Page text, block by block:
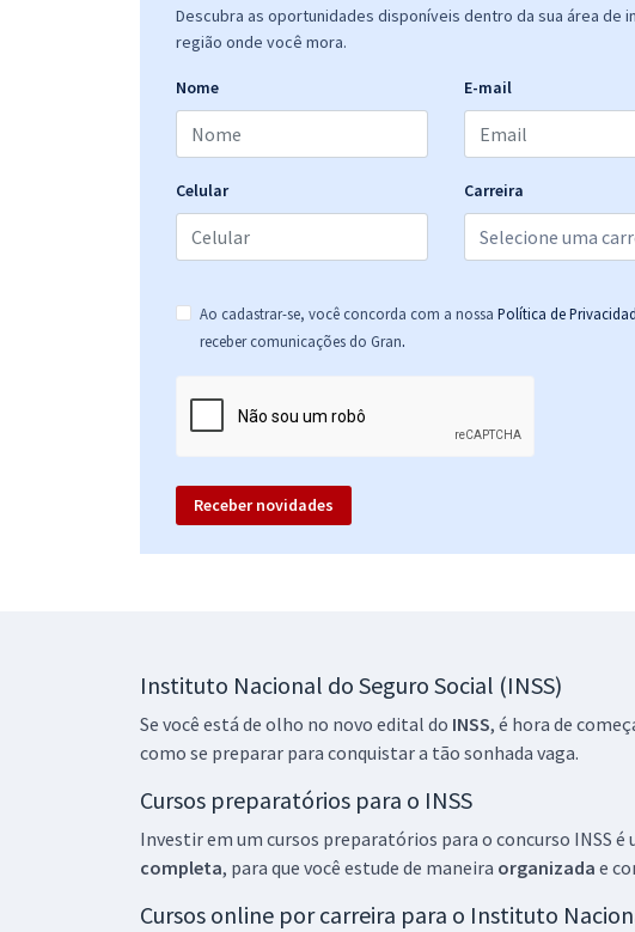
Mentoria INSS (Técnico do Seguro Social) - com
Fernando Maciel
Mentoria INSS (Técnico e Analista de Seguro Social)
- com Elvino Magalhães
ou R$
INSS - Instituto Nacional do Seguro Social - Analista
do Seguro Social - Formação: Serviço Social (Pré-
R$
ou 12x
INSS - Instituto Nacional do Seguro Social - Analista
Legislação Social para o Cargo de Formação:
Serviço Social (Pré-Edital)
Descubra as oportunidades disponíveis dentro da sua área de
região onde você mora.
Nome E-mail
Celular Carreira
Ao cadastrar-se, você concorda com a nossa Política de
receber comunicações do Gran.
Receber novidades
Instituto Nacional do Seguro Social (INSS)
Se você está de olho no novo edital do INSS, é hora de
como se preparar para conquistar a tão sonhada vaga.
Cursos preparatórios para o INSS
Investir em um cursos preparatórios para o concurso INSS
completa, para que você estude de maneira organizada e
Cursos online por carreira para o Instituto